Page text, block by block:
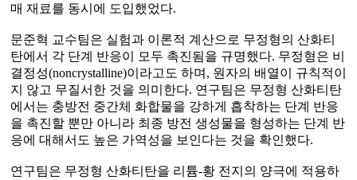
매 재료를 동시에 도입했었다.
문준혁 교수팀은 실험과 이론적 계산으로 무정형의 산화티
탄에서 각 단계 반응이 모두 촉진됨을 규명했다. 무정형은 비
결정성(noncrystalline)이라고도 하며, 원자의 배열이 규칙적이
지 않고 무질서한 것을 의미한다. 연구팀은 무정형 산화티탄
에서는 충방전 중간체 화합물을 강하게 흡착하는 단계 반응
을 촉진할 뿐만 아니라 최종 방전 생성물을 형성하는 단계 반
응에 대해서도 높은 가역성을 보인다는 것을 확인했다.
연구팀은 무정형 산화티탄을 리튬-황 전지의 양극에 적용하